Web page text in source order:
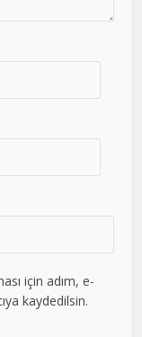
için adım, e-
kaydedilsin.